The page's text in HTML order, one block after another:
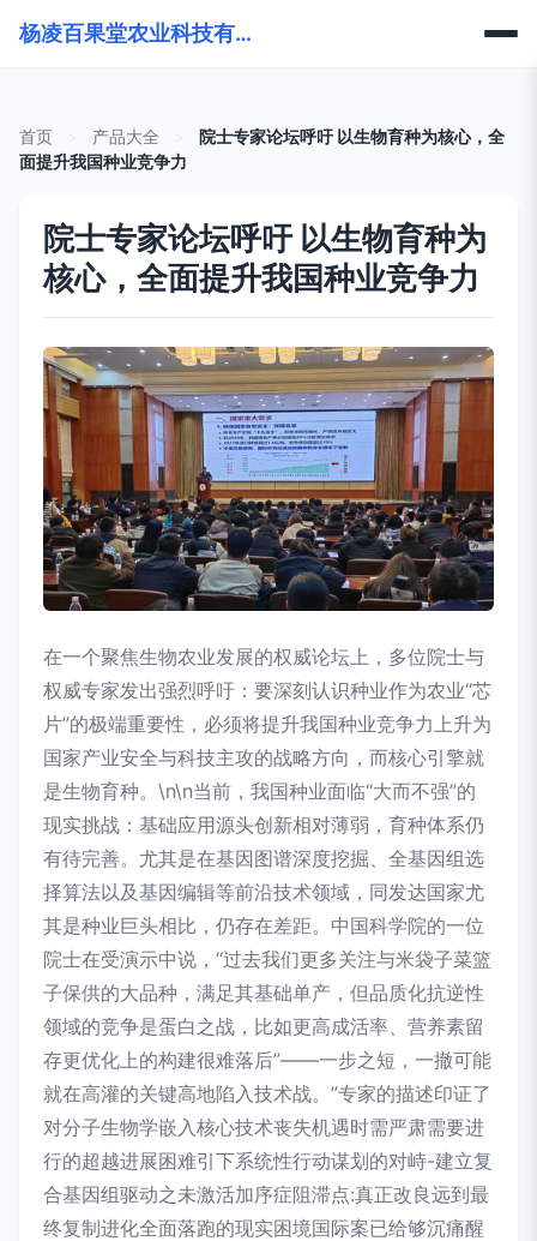
杨凌百果堂农业科技有限公司
首页 产品大全
院士专家论坛呼吁 以生物育种为核心，全
面提升我国种业竞争力
院士专家论坛呼吁 以生物育种为
核心，全面提升我国种业竞争力
在一个聚焦生物农业发展的权威论坛上，多位院士与
权威专家发出强烈呼吁：要深刻认识种业作为农业“芯
片”的极端重要性，必须将提升我国种业竞争力上升为
国家产业安全与科技主攻的战略方向，而核心引擎就
是生物育种。\n\n当前，我国种业面临“大而不强”的
现实挑战：基础应用源头创新相对薄弱，育种体系仍
有待完善。尤其是在基因图谱深度挖掘、全基因组选
择算法以及基因编辑等前沿技术领域，同发达国家尤
其是种业巨头相比，仍存在差距。中国科学院的一位
院士在受演示中说，“过去我们更多关注与米袋子菜篮
子保供的大品种，满足其基础单产，但品质化抗逆性
领域的竞争是蛋白之战，比如更高成活率、营养素留
存更优化上的构建很难落后”——一步之短，一撤可能
就在高灌的关键高地陷入技术战。”专家的描述印证了
对分子生物学嵌入核心技术丧失机遇时需严肃需要进
行的超越进展困难引下系统性行动谋划的对峙-建立复
合基因组驱动之未激活加序症阻滞点:真正改良远到最
终复制进化全面落跑的现实困境国际案已给够沉痛醒